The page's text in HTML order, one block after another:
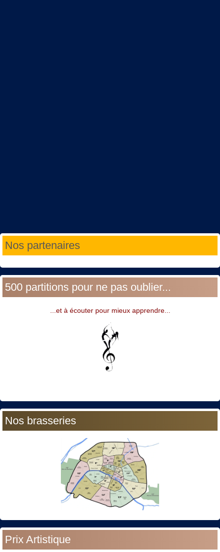
Nos partenaires
500 partitions pour ne pas oublier...
...et à écouter pour mieux apprendre...
Nos brasseries
Prix Artistique
Année
précédente
Mois
précédent
Année
suivante
Mois
suivant